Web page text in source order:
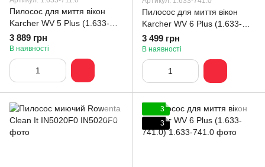
Пилосос для миття вікон
Karcher WV 5 Plus (1.633-
711.0)
3 889 грн
В наявності
Пилосос для миття вікон
Karcher WV 6 Plus (1.633-
741.0)
3 499 грн
В наявності
3
3